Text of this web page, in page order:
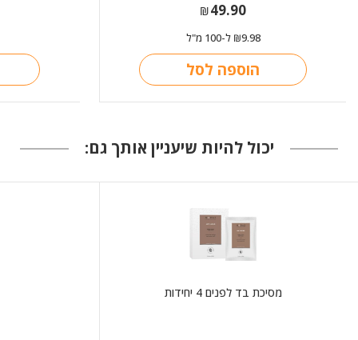
₪49.90
₪9.98 ל-100 מ"ל
הוספה לסל
יכול להיות שיעניין אותך גם:
מסיכת בד לפנים 4 יחידות